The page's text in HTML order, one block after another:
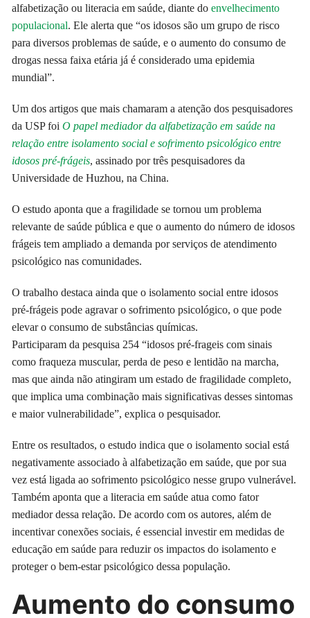
alfabetização ou literacia em saúde, diante doenvelhecimento
populacional. Ele alerta que “os idosos são um grupo de risco
para diversos problemas de saúde, e o aumento do consumo de
drogas nessa faixa etária já é considerado uma epidemia
mundial”.
Um dos artigos que mais chamaram a atenção dos pesquisadores
da USP foiO papel mediador da alfabetização em saúde na
relação entre isolamento social e sofrimento psicológico entre
idosos pré-frágeis, assinado por três pesquisadores da
Universidade de Huzhou, na China.
O estudo aponta que a fragilidade se tornou um problema
relevante de saúde pública e que o aumento do número de idosos
frágeis tem ampliado a demanda por serviços de atendimento
psicológico nas comunidades.
O trabalho destaca ainda que o isolamento social entre idosos
pré-frágeis pode agravar o sofrimento psicológico, o que pode
elevar o consumo de substâncias químicas.
Participaram da pesquisa 254 “idosos pré-frageis com sinais
como fraqueza muscular, perda de peso e lentidão na marcha,
mas que ainda não atingiram um estado de fragilidade completo,
que implica uma combinação mais significativas desses sintomas
e maior vulnerabilidade”, explica o pesquisador.
Entre os resultados, o estudo indica que o isolamento social está
negativamente associado à alfabetização em saúde, que por sua
vez está ligada ao sofrimento psicológico nesse grupo vulnerável.
Também aponta que a literacia em saúde atua como fator
mediador dessa relação. De acordo com os autores, além de
incentivar conexões sociais, é essencial investir em medidas de
educação em saúde para reduzir os impactos do isolamento e
proteger o bem-estar psicológico dessa população.
Aumento do consumo